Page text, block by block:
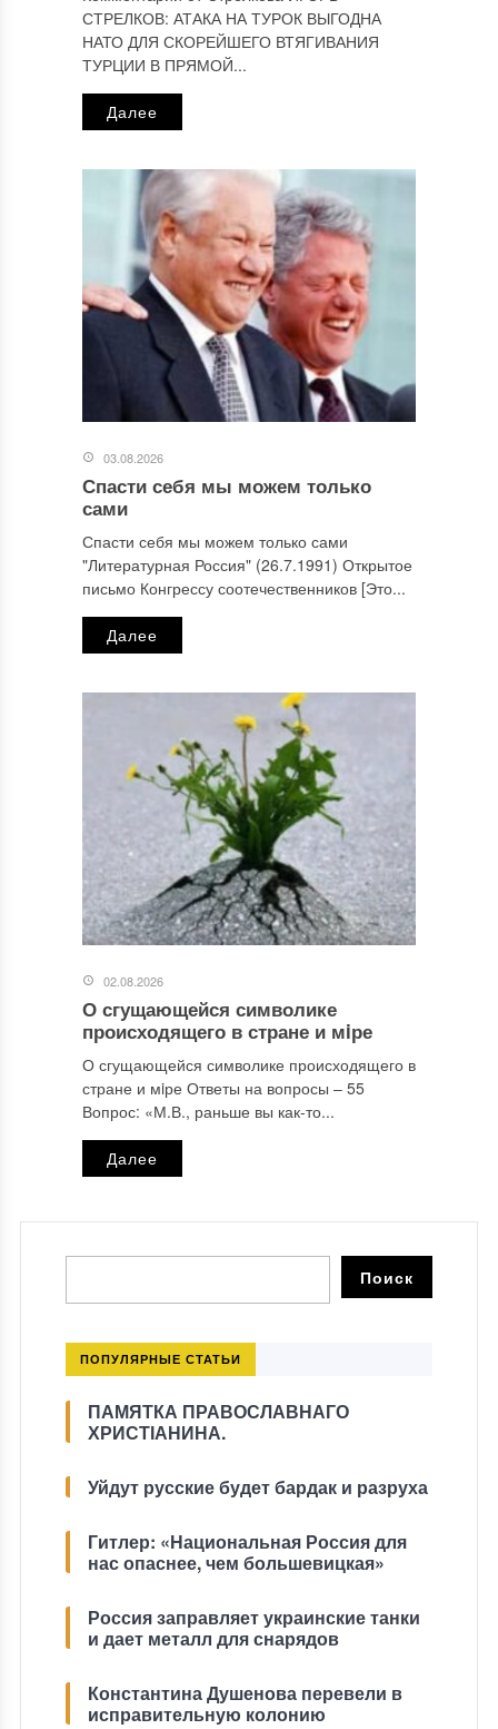
СТРЕЛКОВ: АТАКА НА ТУРОК ВЫГОДНА
НАТО ДЛЯ СКОРЕЙШЕГО ВТЯГИВАНИЯ
ТУРЦИИ В ПРЯМОЙ...
Далее
03.08.2026
Спасти себя мы можем только
сами
Спасти себя мы можем только сами
"Литературная Россия" (26.7.1991) Открытое
письмо Конгрессу соотечественников [Это...
Далее
02.08.2026
О сгущающейся символике
происходящего в стране и мiре
О сгущающейся символике происходящего в
стране и мiре Ответы на вопросы ‒ 55
Вопрос: «М.В., раньше вы как-то...
Далее
ПОПУЛЯРНЫЕ СТАТЬИ
ПАМЯТКА ПРАВОСЛАВНАГО
ХРИСТІАНИНА.
Уйдут русские будет бардак и разруха
Гитлер: «Национальная Россия для
нас опаснее, чем большевицкая»
Россия заправляет украинские танки
и дает металл для снарядов
Константина Душенова перевели в
исправительную колонию